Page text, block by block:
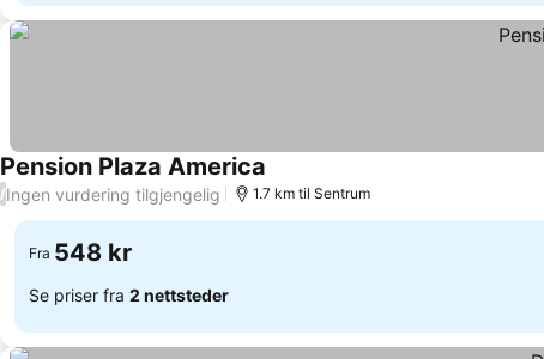
Pension Plaza America
/Ingen vurdering tilgjengelig 1.7 km til Sentrum
Fra 548 kr
Se priser fra 2 nettsteder